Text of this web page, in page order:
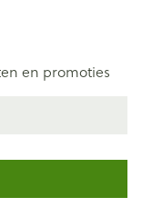
en promoties